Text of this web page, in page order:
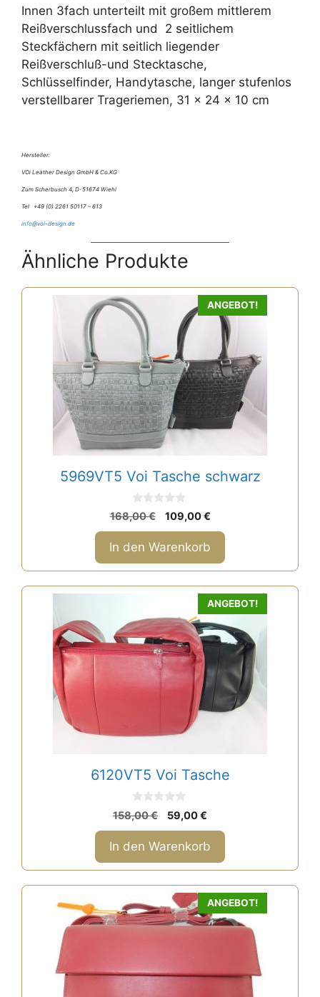
Innen 3fach unterteilt mit großem mittlerem
Reißverschlussfach und 2 seitlichem
Steckfächern mit seitlich liegender
Reißverschluß-und Stecktasche,
Schlüsselfinder, Handytasche, langer stufenlos
verstellbarer Trageriemen, 31 x 24 x 10 cm
Hersteller:
VOi Leather Design GmbH & Co.KG
Zum Scherbusch 4, D-51674 Wiehl
Tel +49 (0) 2261 50117 – 613
info@voi-design.de
Ähnliche Produkte
ANGEBOT!
5969VT5 Voi Tasche schwarz
0
v
o
n
5
168,00€
Ursprünglicher
Preis
war:
168,00 €
109,00€Aktueller
Preis
ist:
109,00 €.
In den Warenkorb
ANGEBOT!
6120VT5 Voi Tasche
0
v
o
5
158,00€
Ursprünglicher
Preis
war:
158,00 €
59,00€
Preis
ist:
59,00 €.
In den Warenkorb
ANGEBOT!